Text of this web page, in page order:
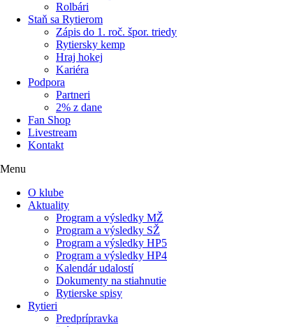
Rolbári
Staň sa Rytierom
Zápis do 1. roč. špor. triedy
Rytiersky kemp
Hraj hokej
Kariéra
Podpora
Partneri
2% z dane
Fan Shop
Livestream
Kontakt
Menu
O klube
Aktuality
Program a výsledky MŽ
Program a výsledky SŽ
Program a výsledky HP5
Program a výsledky HP4
Kalendár udalostí
Dokumenty na stiahnutie
Rytierske spisy
Rytieri
Predprípravka